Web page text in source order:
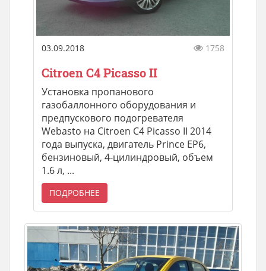
03.09.2018 1758
Citroen C4 Picasso II
Установка пропанового
газобаллонного оборудования и
предпускового подогревателя
Webasto на Citroen C4 Picasso II 2014
года выпуска, двигатель Prince ЕР6,
бензиновый, 4-цилиндровый, объем
1.6 л, ...
ПОДРОБНЕЕ